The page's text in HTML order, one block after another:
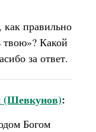
правильно
твою»? Какой
за ответ.
(Шевкунов):
Богом